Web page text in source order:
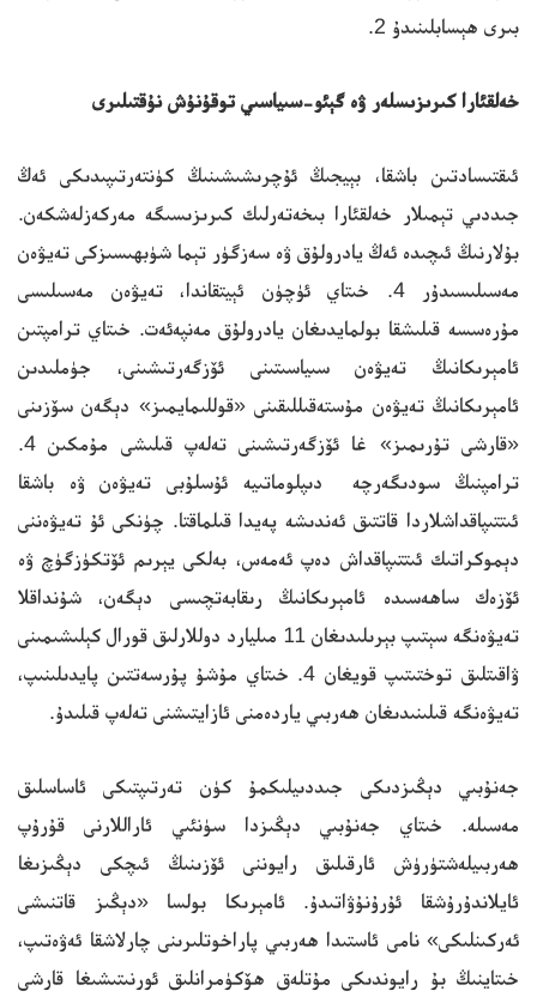
بىرى ھېسابلىنىدۇ 2.
خەلقئارا كىرىزىسلەر ۋە گېئو-سىياسىي توقۇنۇش نۇقتىلىرى
ئىقتىسادتىن باشقا، بېيجىڭ ئۇچرىشىشىنىڭ كۈنتەرتىپىدىكى ئەڭ
جىددىي تېمىلار خەلقئارا بىخەتەرلىك كىرىزىسىگە مەركەزلەشكەن.
بۇلارنىڭ ئىچىدە ئەڭ يادرولۇق ۋە سەزگۈر تېما شۈبھىسىزكى تەيۋەن
مەسىلىسىدۇر 4. خىتاي ئۈچۈن ئېيتقاندا، تەيۋەن مەسىلىسى
مۇرەسسە قىلىشقا بولمايدىغان يادرولۇق مەنپەئەت. خىتاي ترامپتىن
ئامېرىكانىڭ تەيۋەن سىياسىتىنى ئۆزگەرتىشىنى، جۈملىدىن
ئامېرىكانىڭ تەيۋەن مۇستەقىللىقىنى «قوللىمايمىز» دېگەن سۆزىنى
«قارشى تۇرىمىز» غا ئۆزگەرتىشىنى تەلەپ قىلىشى مۇمكىن 4.
ترامپنىڭ سودىگەرچە دىپلوماتىيە ئۇسلۇبى تەيۋەن ۋە باشقا
ئىتتىپاقداشلاردا قاتتىق ئەندىشە پەيدا قىلماقتا. چۈنكى ئۇ تەيۋەننى
دېموكراتىك ئىتتىپاقداش دەپ ئەمەس، بەلكى يېرىم ئۆتكۈزگۈچ ۋە
ئۆزەك ساھەسىدە ئامېرىكانىڭ رىقابەتچىسى دېگەن، شۇنداقلا
تەيۋەنگە سېتىپ بېرىلىدىغان 11 مىليارد دوللارلىق قورال كېلىشىمىنى
ۋاقىتلىق توختىتىپ قويغان 4. خىتاي مۇشۇ پۇرسەتتىن پايدىلىنىپ،
تەيۋەنگە قىلىنىدىغان ھەربىي ياردەمنى ئازايتىشنى تەلەپ قىلىدۇ.
جەنۇبىي دېڭىزدىكى جىددىيلىكمۇ كۈن تەرتىپتىكى ئاساسلىق
مەسىلە. خىتاي جەنۇبىي دېڭىزدا سۈنئىي ئاراللارنى قۇرۇپ
ھەربىيلەشتۈرۈش ئارقىلىق رايوننى ئۆزىنىڭ ئىچكى دېڭىزىغا
ئايلاندۇرۇشقا ئۇرۇنۇۋاتىدۇ. ئامېرىكا بولسا «دېڭىز قاتنىشى
ئەركىنلىكى» نامى ئاستىدا ھەربىي پاراخوتلىرىنى چارلاشقا ئەۋەتىپ،
خىتاينىڭ بۇ رايوندىكى مۇتلەق ھۆكۈمرانلىق ئورنىتىشىغا قارشى